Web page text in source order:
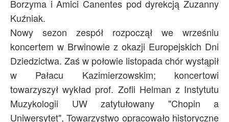
Borzyma i Amici Canentes pod dyrekcją Zuzanny
Kuźniak.
Nowy sezon zespół rozpoczął we wrześniu
koncertem w Brwinowie z okazji Europejskich Dni
Dziedzictwa. Zaś w połowie listopada chór wystąpił
w Pałacu Kazimierzowskim; koncertowi
towarzyszył wykład prof. Zofii Helman z Instytutu
Muzykologii UW zatytułowany "Chopin a
Uniwersytet", Towarzystwo opracowało historyczne